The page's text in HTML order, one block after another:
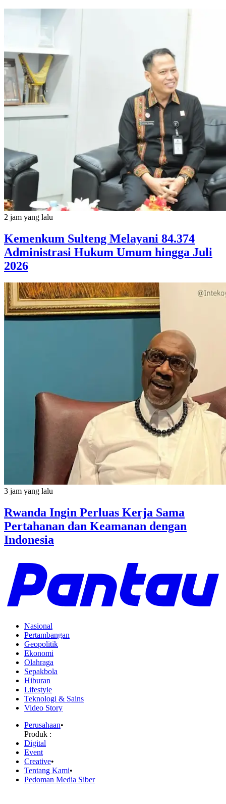
2 jam yang lalu
Kemenkum Sulteng Melayani 84.374
Administrasi Hukum Umum hingga Juli
2026
3 jam yang lalu
Rwanda Ingin Perluas Kerja Sama
Pertahanan dan Keamanan dengan
Indonesia
Nasional
Pertambangan
Geopolitik
Ekonomi
Olahraga
Sepakbola
Hiburan
Lifestyle
Teknologi & Sains
Video Story
Perusahaan•
Produk :
Digital
Event
Creative•
Tentang Kami•
Pedoman Media Siber